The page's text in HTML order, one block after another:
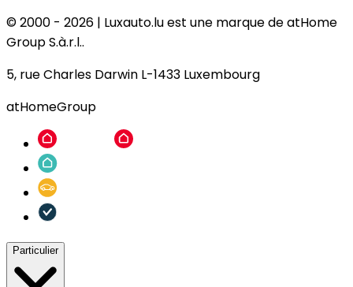
© 2000 - 2026 | Luxauto.lu est une marque de atHome
Group S.à.r.l..
5, rue Charles Darwin L-1433 Luxembourg
atHomeGroup
Particulier